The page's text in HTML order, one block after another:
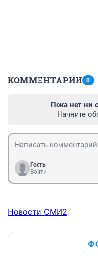
КОММЕНТАРИИ 0
Пока нет ни
Начните
Гость
Войти
Новости СМИ2